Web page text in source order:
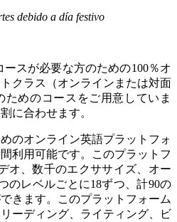
debido a día festivo
スが必要な方のための100％オ
クラス（オンラインまたは対面
めのコースをご用意していま
に合わせます。
のオンライン英語プラットフォ
利用可能です。このプラットフ
オ、数千のエクササイズ、オー
のレベルごとに18ずつ、計90の
きます。このプラットフォーム
ーディング、ライティング、ビ